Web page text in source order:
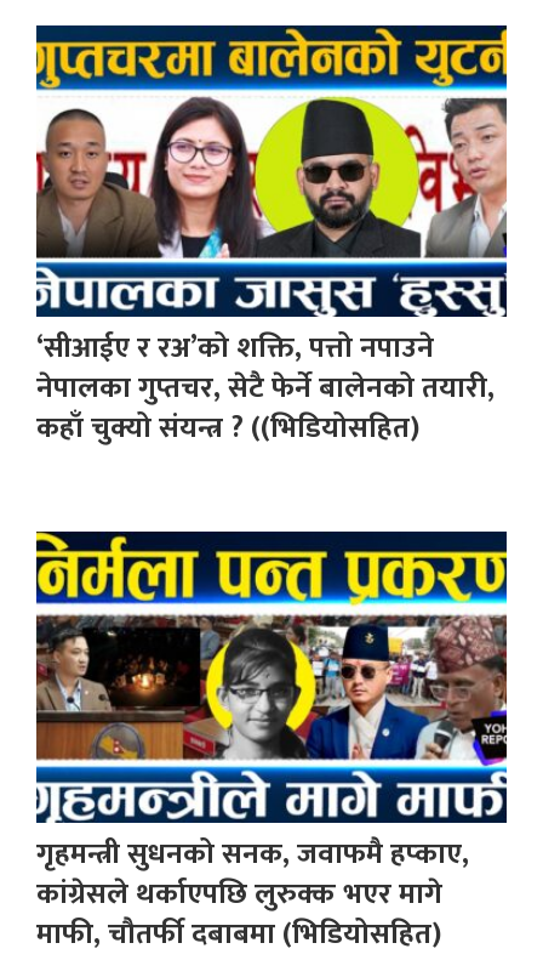
‘सीआईए र रअ’को शक्ति, पत्तो नपाउने
नेपालका गुप्तचर, सेटै फेर्ने बालेनको तयारी,
कहाँ चुक्यो संयन्त्र ? ((भिडियोसहित)
गृहमन्त्री सुधनको सनक, जवाफमै हप्काए,
कांग्रेसले थर्काएपछि लुरुक्क भएर मागे
माफी, चौतर्फी दबाबमा (भिडियोसहित)